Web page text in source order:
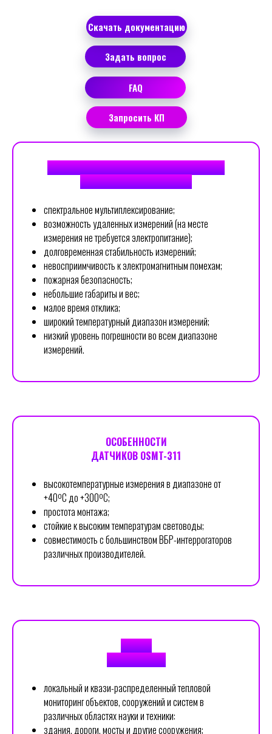
FAQ
Задать вопрос
Запросить КП
Скачать документацию
ДОСТОИНСТВА ВОЛОКОННО-ОПТИЧЕСКИХ
ДАТЧИКОВ ТЕМПЕРАТУРЫ
спектральное мультиплексирование;
возможность удаленных измерений (на месте
измерения не требуется электропитание);
долговременная стабильность измерений;
невосприимчивость к электромагнитным помехам;
пожарная безопасность;
небольшие габариты и вес;
малое время отклика;
широкий температурный диапазон измерений;
низкий уровень погрешности во всем диапазоне
измерений.
ОСОБЕННОСТИ
ДАТЧИКОВ OSMT-311
высокотемпературные измерения в диапазоне от
+40ºС до +300ºС;
простота монтажа;
стойкие к высоким температурам световоды;
совместимость с большинством ВБР-интеррогаторов
различных производителей.
СФЕРЫ
ПРИМЕНЕНИЯ
локальный и квази-распределенный тепловой
мониторинг объектов, сооружений и систем в
различных областях науки и техники:
здания, дороги, мосты и другие сооружения;